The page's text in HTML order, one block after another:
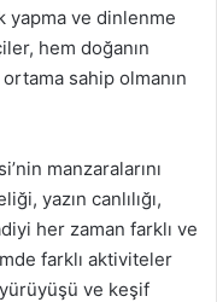
yapma ve dinlenme
hem doğanın
sahip olmanın
manzaralarını
yazın canlılığı,
her zaman farklı ve
farklı aktiviteler
ve keşif